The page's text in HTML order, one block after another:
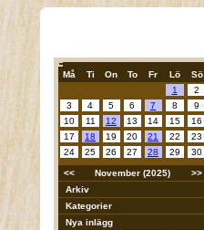
Må Ti On To Fr Lö
Sö
1
2
3
4 5 6 7 8
9
10
11 12 13 14 15
16
17
18 19 20 21 22
23
24
25 26 27 28 29 30
<< November (2025)
>>
Arkiv
Kategorier
Nya inlägg